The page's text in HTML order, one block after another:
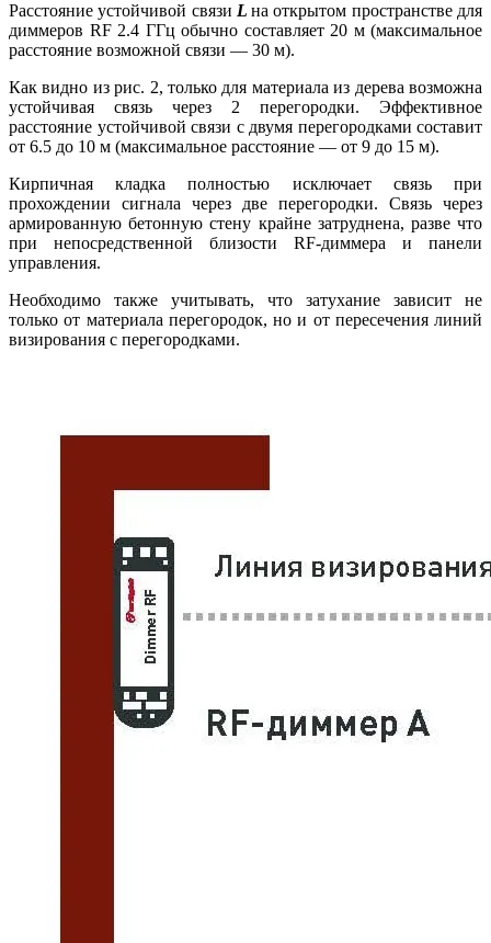
Расстояние устойчивой связи Lна открытом пространстве для
диммеров RF 2.4 ГГц обычно составляет 20 м (максимальное
расстояние возможной связи — 30 м).
Как видно из рис. 2, только для материала из дерева возможна
устойчивая связь через 2 перегородки. Эффективное
расстояние устойчивой связи с двумя перегородками составит
от 6.5 до 10 м (максимальное расстояние — от 9 до 15 м).
Кирпичная кладка полностью исключает связь при
прохождении сигнала через две перегородки. Связь через
армированную бетонную стену крайне затруднена, разве что
при непосредственной близости RF-диммера и панели
управления.
Необходимо также учитывать, что затухание зависит не
только от материала перегородок, но и от пересечения линий
визирования с перегородками.